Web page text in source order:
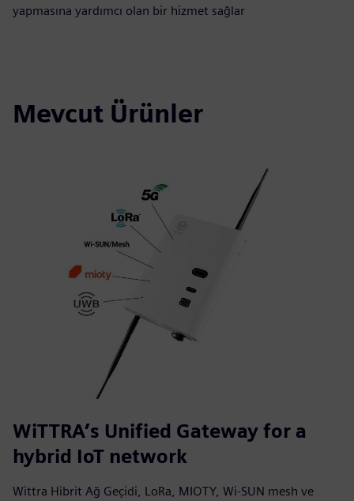
yapmasına yardımcı olan bir hizmet sağlar
Mevcut Ürünler
WiTTRA’s Unified Gateway for a
hybrid IoT network
Wittra Hibrit Ağ Geçidi, LoRa, MIOTY, Wi-SUN mesh ve